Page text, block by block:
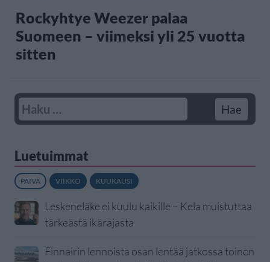
Rockyhtye Weezer palaa
Suomeen – viimeksi yli 25 vuotta
sitten
Luetuimmat
PÄIVÄ VIIKKO KUUKAUSI
Leskeneläke ei kuulu kaikille – Kela muistuttaa
tärkeästä ikärajasta
Finnairin lennoista osan lentää jatkossa toinen